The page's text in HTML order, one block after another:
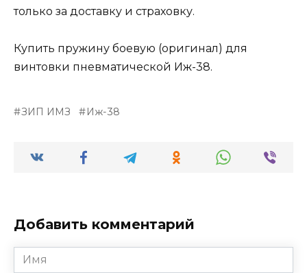
только за доставку и страховку.
Купить пружину боевую (оригинал) для
винтовки пневматической Иж-38.
ЗИП ИМЗ Иж-38
Добавить комментарий
Имя